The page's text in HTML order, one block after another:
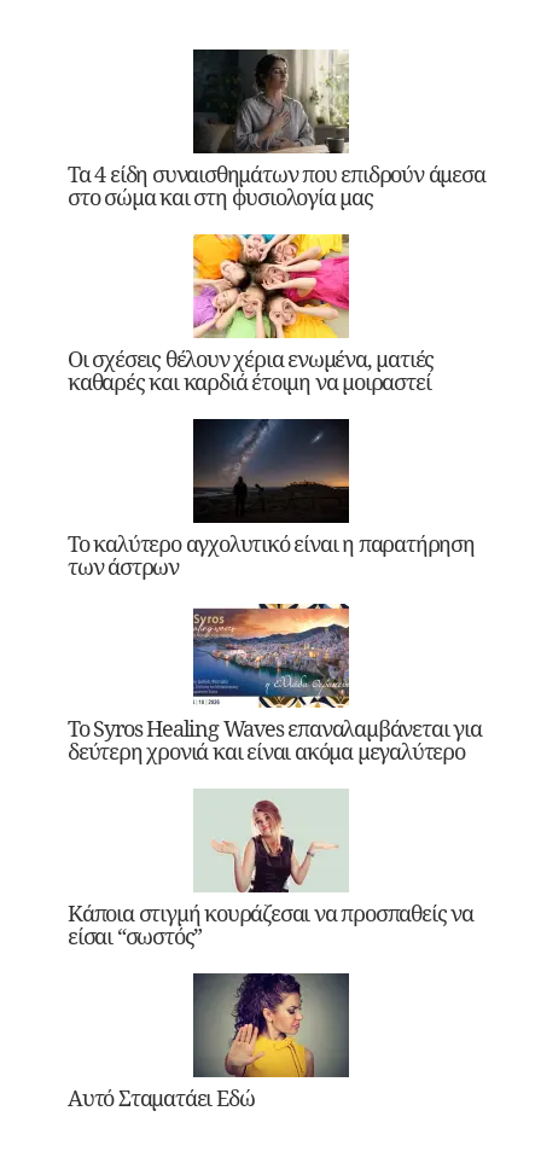
Τα 4 είδη συναισθημάτων που επιδρούν άμεσα
στο σώμα και στη φυσιολογία μας
Οι σχέσεις θέλουν χέρια ενωμένα, ματιές
καθαρές και καρδιά έτοιμη να μοιραστεί
Το καλύτερο αγχολυτικό είναι η παρατήρηση
των άστρων
Το Syros Healing Waves επαναλαμβάνεται για
δεύτερη χρονιά και είναι ακόμα μεγαλύτερο
Κάποια στιγμή κουράζεσαι να προσπαθείς να
είσαι “σωστός”
Αυτό Σταματάει Εδώ